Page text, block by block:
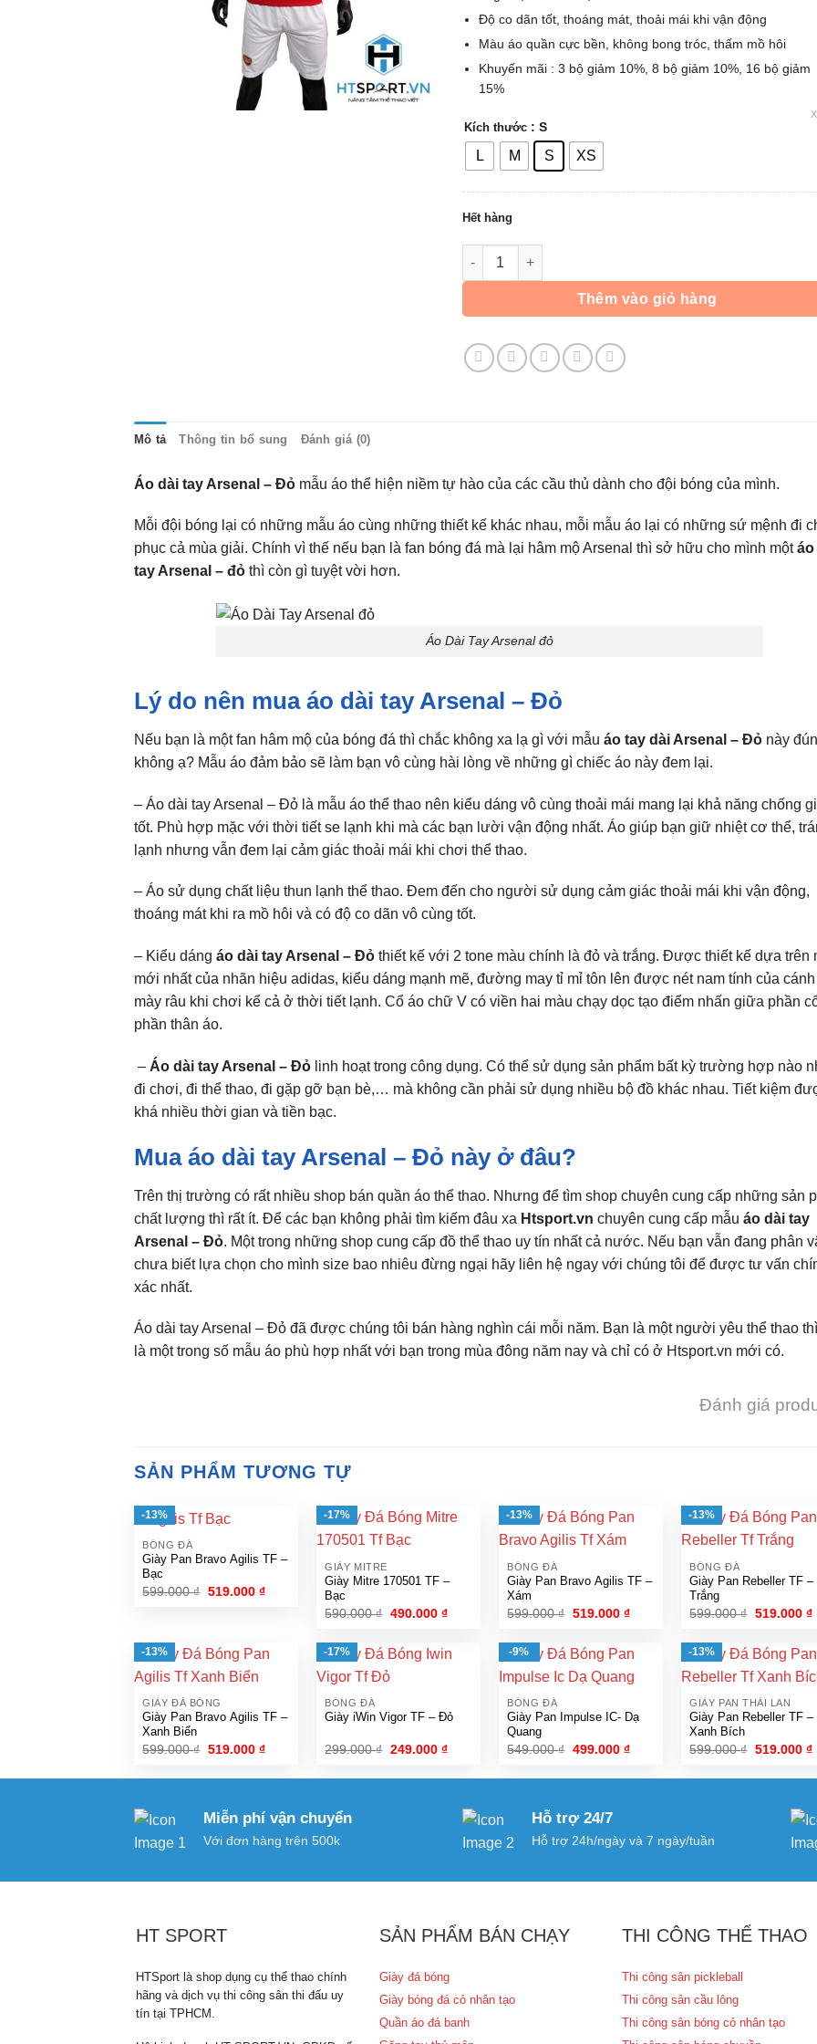
Độ co dãn tốt, thoáng mát, thoải mái khi vận động
Màu áo quần cực bền, không bong tróc, thấm mồ hôi
Khuyến mãi : 3 bộ giảm 10%, 8 bộ giảm 10%, 16 bộ giảm
15%
Kích thước : S
L M S XS
Hết hàng
Áo Dài Tay Arsenal - Đỏ số lượng
Thêm vào giỏ hàng
Mô tả Thông tin bổ sung Đánh giá (0)
Áo dài tay Arsenal – Đỏ mẫu áo thể hiện niềm tự hào của các cầu thủ dành cho đội bóng của mình.
Mỗi đội bóng lại có những mẫu áo cùng những thiết kế khác nhau, mỗi mẫu áo lại có những sứ mệnh đi
phục cả mùa giải. Chính vì thế nếu bạn là fan bóng đá mà lại hâm mộ Arsenal thì sở hữu cho mình mộtáo
tay Arsenal – đỏ thì còn gì tuyệt vời hơn.
Áo Dài Tay Arsenal đỏ
Lý do nên mua áo dài tay Arsenal – Đỏ
Nếu bạn là một fan hâm mộ của bóng đá thì chắc không xa lạ gì với mẫu áo tay dài Arsenal – Đỏ này
không ạ? Mẫu áo đảm bảo sẽ làm bạn vô cùng hài lòng về những gì chiếc áo này đem lại.
– Áo dài tay Arsenal – Đỏ là mẫu áo thể thao nên kiểu dáng vô cùng thoải mái mang lại khả năng chống
tốt. Phù hợp mặc với thời tiết se lạnh khi mà các bạn lười vận động nhất. Áo giúp bạn giữ nhiệt cơ thể,
lạnh nhưng vẫn đem lại cảm giác thoải mái khi chơi thể thao.
– Áo sử dụng chất liệu thun lạnh thể thao. Đem đến cho người sử dụng cảm giác thoải mái khi vận động,
thoáng mát khi ra mồ hôi và có độ co dãn vô cùng tốt.
– Kiểu dáng áo dài tay Arsenal – Đỏ thiết kế với 2 tone màu chính là đỏ và trắng. Được thiết kế dựa trên
mới nhất của nhãn hiệu adidas, kiểu dáng mạnh mẽ, đường may tỉ mỉ tôn lên được nét nam tính của cánh
mày râu khi chơi kể cả ở thời tiết lạnh. Cổ áo chữ V có viền hai màu chạy dọc tạo điểm nhấn giữa phần
phần thân áo.
– Áo dài tay Arsenal – Đỏ linh hoạt trong công dụng. Có thể sử dụng sản phẩm bất kỳ trường hợp nào
đi chơi, đi thể thao, đi gặp gỡ bạn bè,… mà không cần phải sử dụng nhiều bộ đồ khác nhau. Tiết kiệm
khá nhiều thời gian và tiền bạc.
Mua áo dài tay Arsenal – Đỏ này ở đâu?
Trên thị trường có rất nhiều shop bán quần áo thể thao. Nhưng để tìm shop chuyên cung cấp những sản
chất lượng thì rất ít. Để các bạn không phải tìm kiếm đâu xa Htsport.vn chuyên cung cấp mẫu áo dài tay
Arsenal – Đỏ. Một trong những shop cung cấp đồ thể thao uy tín nhất cả nước. Nếu bạn vẫn đang phân
chưa biết lựa chọn cho mình size bao nhiêu đừng ngại hãy liên hệ ngay với chúng tôi để được tư vấn
xác nhất.
Áo dài tay Arsenal – Đỏ đã được chúng tôi bán hàng nghìn cái mỗi năm. Bạn là một người yêu thể thao
là một trong số mẫu áo phù hợp nhất với bạn trong mùa đông năm nay và chỉ có ở Htsport.vn mới có.
Đánh giá
SẢN PHẨM TƯƠNG TỰ
-13%
BÓNG ĐÁ
Giày Pan Bravo Agilis TF –
Bạc
599.000₫ Giá
519.000 ₫Giá
519.000 ₫.
-17%
GIÀY MITRE
Giày Mitre 170501 TF –
Bạc
590.000₫ Giá
590.000 ₫.
490.000 ₫Giá
là:
490.000 ₫.
-13%
BÓNG ĐÁ
Giày Pan Bravo Agilis TF –
Xám
599.000₫ Giá
599.000 ₫.
519.000 ₫Giá
là:
519.000 ₫.
-13%
BÓNG ĐÁ
Giày Pan Rebeller TF –
Trắng
599.000₫ Giá
599.000 ₫.
519.000 ₫
là:
-13%
GIÀY ĐÁ BÓNG
Giày Pan Bravo Agilis TF –
Xanh Biển
599.000₫ Giá
519.000 ₫Giá
-17%
BÓNG ĐÁ
Giày iWin Vigor TF – Đỏ
299.000₫ Giá
249.000 ₫Giá
-9%
BÓNG ĐÁ
Giày Pan Impulse IC- Dạ
Quang
549.000₫ Giá
499.000 ₫Giá
-13%
GIÀY PAN THÁI LAN
Giày Pan Rebeller TF –
Xanh Bích
599.000₫ Giá
519.000 ₫
Miễn phí vận chuyển
Với đơn hàng trên 500k
Hỗ trợ 24/7
Hỗ trợ 24h/ngày và 7 ngày/tuần
HT SPORT
HTSport là shop dụng cụ thể thao chính
hãng và dịch vụ thi công sân thi đấu uy
tín tại TPHCM.
SẢN PHẨM BÁN CHẠY
Giày đá bóng
Giày bóng đá cỏ nhân tạo
Quần áo đá banh
THI CÔNG THỂ THAO
Thi công sân pickleball
Thi công sân cầu lông
Thi công sân bóng cỏ nhân tạo